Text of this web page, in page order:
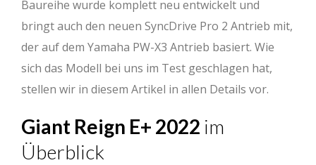
Baureihe wurde komplett neu entwickelt und
bringt auch den neuen SyncDrive Pro 2 Antrieb mit,
der auf dem Yamaha PW-X3 Antrieb basiert. Wie
sich das Modell bei uns im Test geschlagen hat,
stellen wir in diesem Artikel in allen Details vor.
Giant Reign E+ 2022 im
Überblick